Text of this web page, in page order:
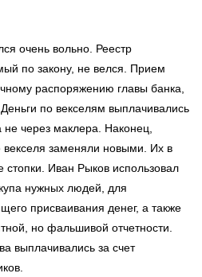
очень вольно. Реестр
по закону, не велся. Прием
распоряжению главы банка,
по векселям выплачивались
не через маклера. Наконец,
векселя заменяли новыми. Их в
стопки. Иван Рыков использовал
нужных людей, для
присваивания денег, а также
но фальшивой отчетности.
выплачивались за счет